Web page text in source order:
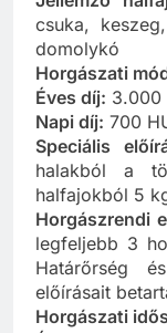
csuka,
domolykó
Horgászati
Éves díj: 3.000
Napi díj: 700
Speciális
halakból a
halfajokból 5
Horgászrendi
legfeljebb 3
Határőrség
előírásait
Horgászati